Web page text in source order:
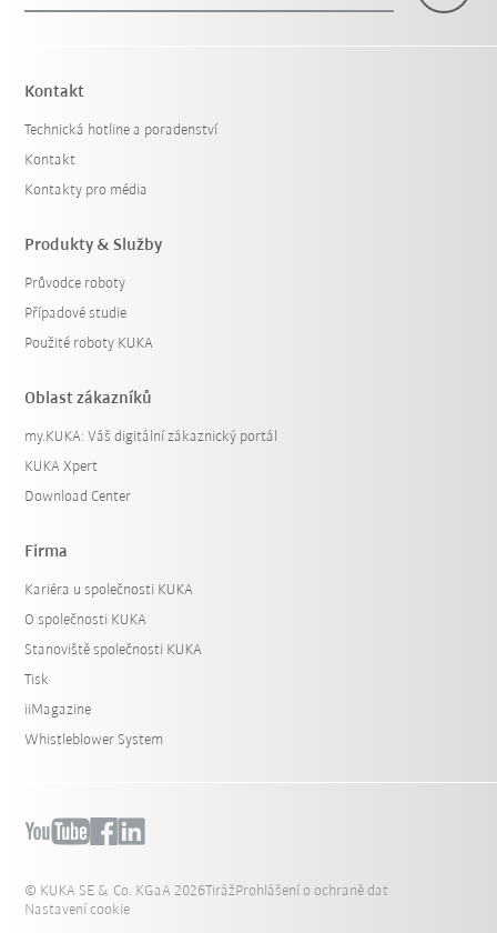
Kontakt
Technická hotline a poradenství
Kontakt
Kontakty pro média
Produkty & Služby
Průvodce roboty
Případové studie
Použité roboty KUKA
Oblast zákazníků
my.KUKA: Váš digitální zákaznický portál
KUKA Xpert
Download Center
Firma
Kariéra u společnosti KUKA
O společnosti KUKA
Stanoviště společnosti KUKA
Tisk
iiMagazine
Whistleblower System
© KUKA SE & Co. KGaA 2026TirážProhlášení o ochraně dat
Nastavení cookie